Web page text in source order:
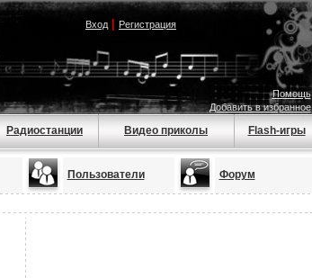
Вход| Регистрация
Помощь
Добавить в избранное
Радиостанции Видео приколы Flash-игры
Пользователи Форум